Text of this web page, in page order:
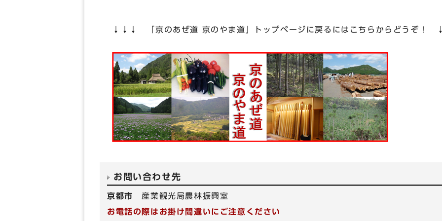
↓↓↓ 「京のあぜ道 京のやま道」トップページに戻るにはこちらからどうぞ
お問い合わせ先
京都市 産業観光局農林振興室
お電話の際はお掛け間違いにご注意ください